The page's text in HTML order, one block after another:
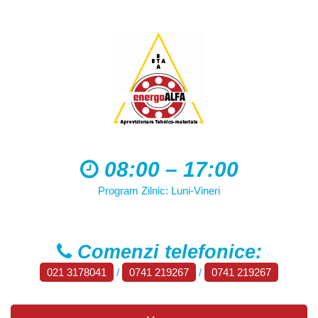
08:00 – 17:00
Program Zilnic: Luni-Vineri
Comenzi telefonice:
021 3178041 / 0741 219267 / 0741 219267